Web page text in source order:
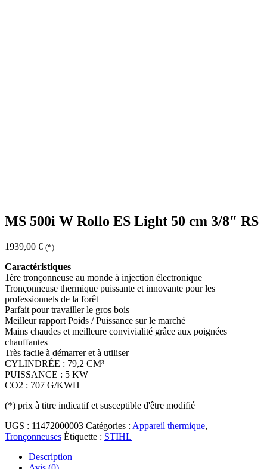
MS 500i W Rollo ES Light 50 cm 3/8″ RS
1939,00 € (*)
Caractéristiques
1ère tronçonneuse au monde à injection électronique
Tronçonneuse thermique puissante et innovante pour les
professionnels de la forêt
Parfait pour travailler le gros bois
Meilleur rapport Poids / Puissance sur le marché
Mains chaudes et meilleure convivialité grâce aux poignées
chauffantes
Très facile à démarrer et à utiliser
CYLINDRÉE : 79,2 CM³
PUISSANCE : 5 KW
CO2 : 707 G/KWH
(*) prix à titre indicatif et susceptible d'être modifié
UGS : 11472000003 Catégories : Appareil thermique,
Tronçonneuses Étiquette : STIHL
Description